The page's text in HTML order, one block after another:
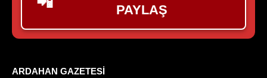
PAYLAŞ
ARDAHAN GAZETESI